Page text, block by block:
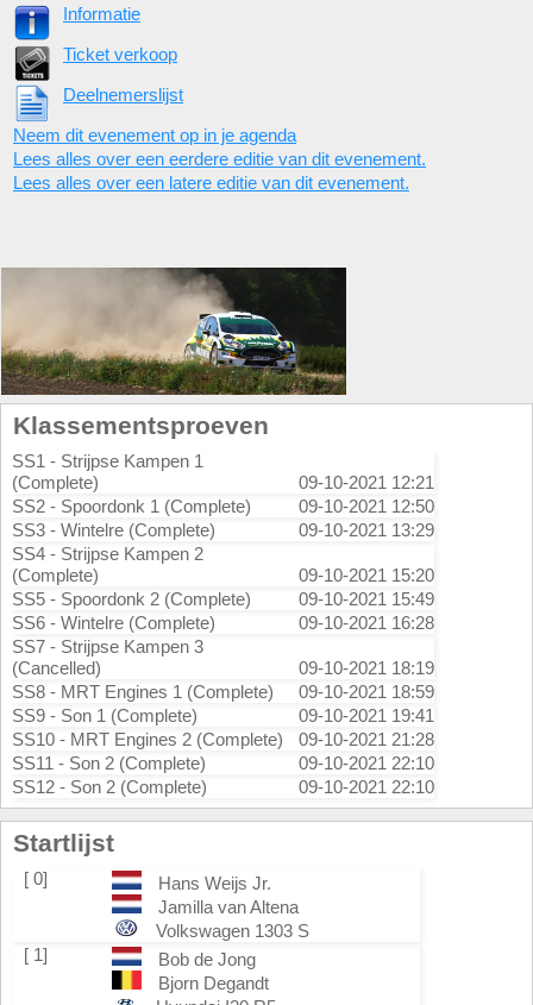
Informatie
Ticket verkoop
Deelnemerslijst
Neem dit evenement op in je agenda
Lees alles over een eerdere editie van dit evenement.
Lees alles over een latere editie van dit evenement.
Klassementsproeven
SS1 - Strijpse Kampen 1
(Complete)
09-10-2021 12:21
SS2 - Spoordonk 1 (Complete)
09-10-2021 12:50
SS3 - Wintelre (Complete)
09-10-2021 13:29
SS4 - Strijpse Kampen 2
(Complete)
09-10-2021 15:20
SS5 - Spoordonk 2 (Complete)
09-10-2021 15:49
SS6 - Wintelre (Complete)
09-10-2021 16:28
SS7 - Strijpse Kampen 3
(Cancelled)
09-10-2021 18:19
SS8 - MRT Engines 1 (Complete)
09-10-2021 18:59
SS9 - Son 1 (Complete)
09-10-2021 19:41
SS10 - MRT Engines 2 (Complete)
09-10-2021 21:28
SS11 - Son 2 (Complete)
09-10-2021 22:10
SS12 - Son 2 (Complete)
09-10-2021 22:10
Startlijst
[ 0]
Hans Weijs Jr.
Jamilla van Altena
Volkswagen 1303 S
[ 1]
Bob de Jong
Bjorn Degandt